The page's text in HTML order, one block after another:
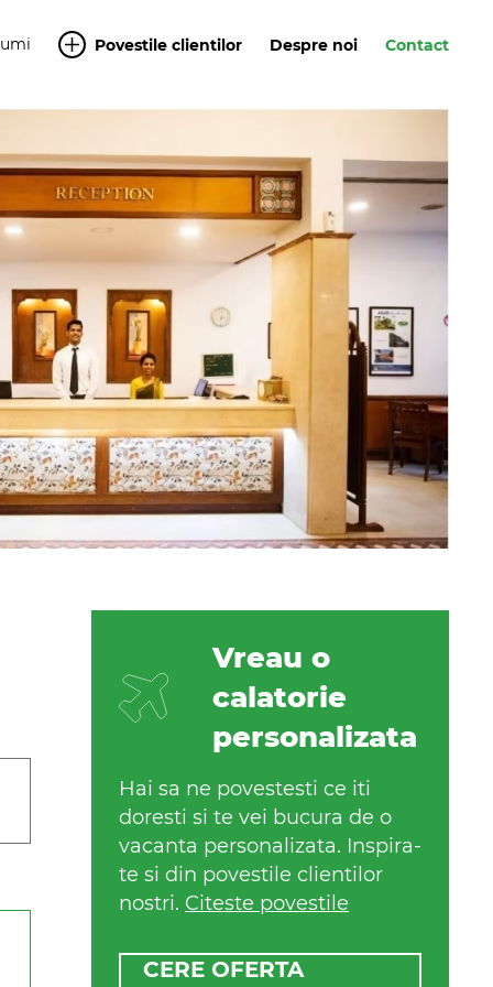
Povestile clientilor Despre noi Contact
Vreau o
calatorie
personalizata
Hai sa ne povestesti ce iti
doresti si te vei bucura de o
vacanta personalizata. Inspira-
te si din povestile clientilor
nostri. Citeste povestile
CERE OFERTA